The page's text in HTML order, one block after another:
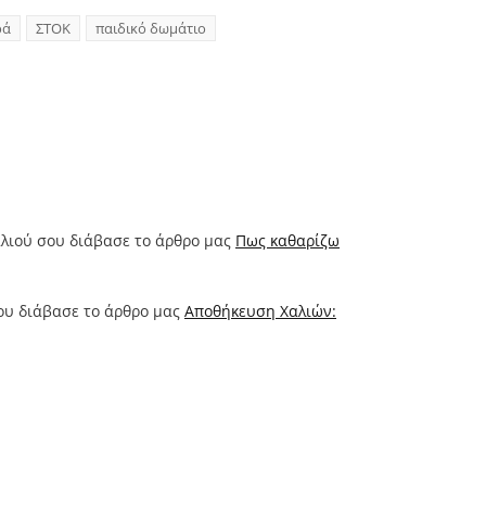
ΣΤΟΚ παιδικό δωμάτιο
σου διάβασε το άρθρο μας Πως καθαρίζω
διάβασε το άρθρο μας Αποθήκευση Χαλιών: